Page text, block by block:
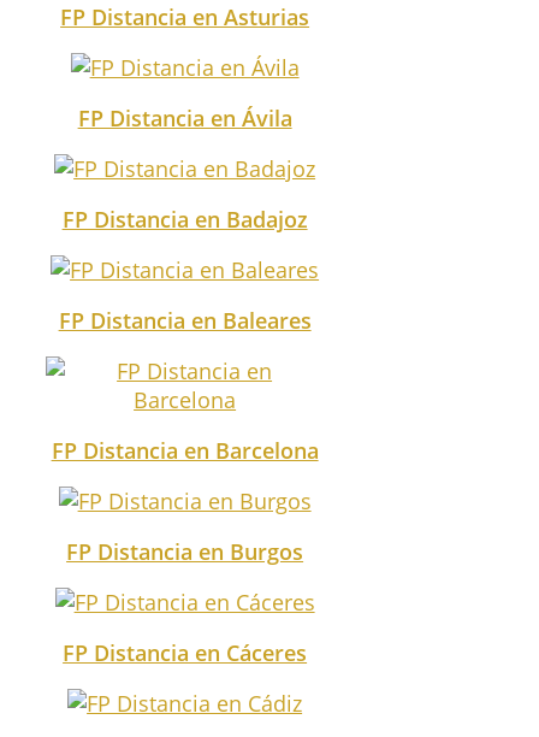
FP Distancia en Asturias
FP Distancia en Ávila
FP Distancia en Badajoz
FP Distancia en Baleares
FP Distancia en Barcelona
FP Distancia en Burgos
FP Distancia en Cáceres